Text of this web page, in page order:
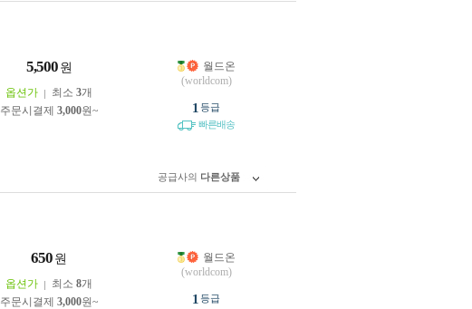
5,500 원
옵션가 최소 3개
주문시결제 3,000원~
월드온
(worldcom)
1 등급
빠른배송
공급사의 다른상품
650 원
옵션가 최소 8개
주문시결제 3,000원~
월드온
(worldcom)
1 등급